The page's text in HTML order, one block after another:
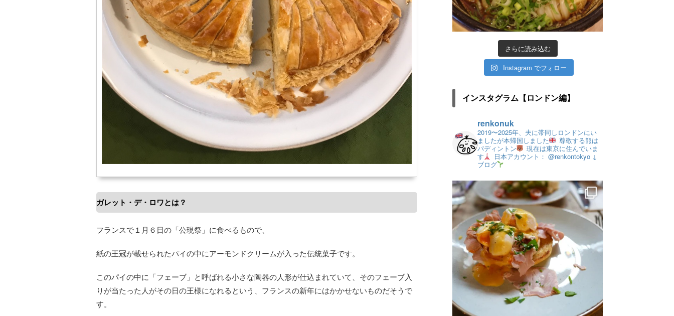
ガレット・デ・ロワとは？
フランスで１月６日の「公現祭」に食べるもので、
紙の王冠が載せられたパイの中にアーモンドクリームが入った伝統菓子です。
このパイの中に「フェーブ」と呼ばれる小さな陶器の人形が仕込まれていて、そのフェーブ入
りが当たった人がその日の王様になれるという、フランスの新年にはかかせないものだそうで
す。
さらに読み込む
Instagram でフォロー
インスタグラム【ロンドン編】
renkonuk
2019〜2025年、夫に帯同しロンドンにい
ましたが本帰国しました
尊敬する熊は
パディントン
現在は東京に住んでいま
す
日本アカウント： @renkontokyo ↓
ブログ